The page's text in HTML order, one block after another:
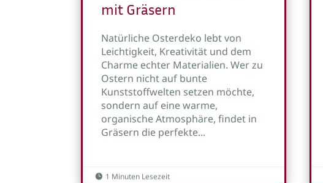
mit Gräsern
Natürliche Osterdeko lebt von
Leichtigkeit, Kreativität und dem
Charme echter Materialien. Wer zu
Ostern nicht auf bunte
Kunststoffwelten setzen möchte,
sondern auf eine warme,
organische Atmosphäre, findet in
Gräsern die perfekte...
 1 Minuten Lesezeit